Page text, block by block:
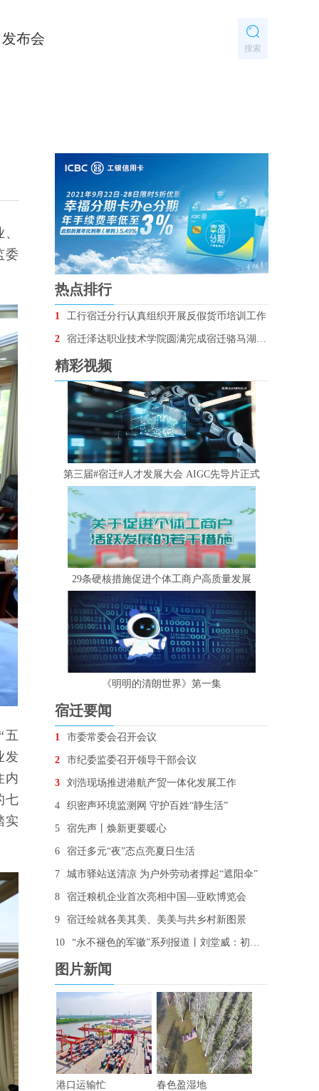
发布会
搜索
委
五
发
内
七
实
热点排行
1 工行宿迁分行认真组织开展反假货币培训工作
2 宿迁泽达职业技术学院圆满完成宿迁骆马湖•银河左岸音乐节安保任务
精彩视频
第三届#宿迁#人才发展大会 AIGC先导片正式
29条硬核措施促进个体工商户高质量发展
《明明的清朗世界》第一集
宿迁要闻
1 市委常委会召开会议
2 市纪委监委召开领导干部会议
3 刘浩现场推进港航产贸一体化发展工作
4 织密声环境监测网 守护百姓“静生活”
5 宿先声丨焕新更要暖心
6 宿迁多元“夜”态点亮夏日生活
7 城市驿站送清凉 为户外劳动者撑起“遮阳伞”
8 宿迁粮机企业首次亮相中国—亚欧博览会
9 宿迁绘就各美其美、美美与共乡村新图景
10 “永不褪色的军徽”系列报道丨刘堂威：初心未改 用“铁脚板”走出“平安路”
图片新闻
港口运输忙 春色盈湿地